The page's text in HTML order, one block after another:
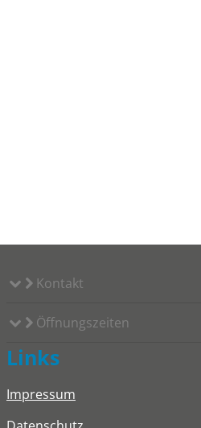
Kontakt
Öffnungszeiten
Links
Impressum